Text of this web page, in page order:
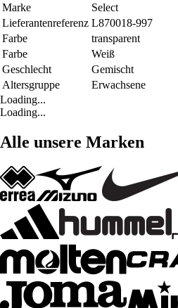
Marke
Select
Lieferantenreferenz L870018-997
Farbe
transparent
Farbe
Weiß
Geschlecht
Gemischt
Altersgruppe
Erwachsene
Loading...
Loading...
Alle unsere Marken